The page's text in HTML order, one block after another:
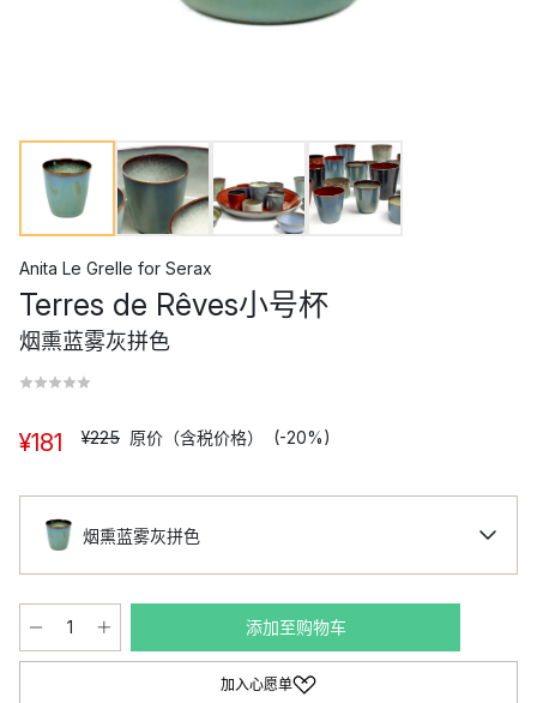
Anita Le Grelle for Serax
Terres de Rêves小号杯
烟熏蓝雾灰拼色
¥181 ¥225 原价（含税价格） (-20%)
烟熏蓝雾灰拼色
添加至购物车
加入心愿单